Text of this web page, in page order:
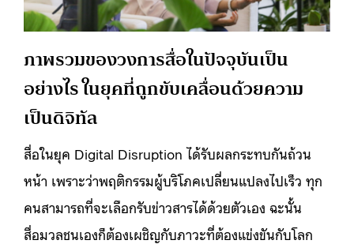
ภาพรวมของวงการสื่อในปัจจุบันเป็น
อย่างไร ในยุคที่ถูกขับเคลื่อนด้วยความ
เป็นดิจิทัล
สื่อในยุค Digital Disruption ได้รับผลกระทบกันถ้วน
หน้า เพราะว่าพฤติกรรมผู้บริโภคเปลี่ยนแปลงไปเร็ว ทุก
คนสามารถที่จะเลือกรับข่าวสารได้ด้วยตัวเอง ฉะนั้น
สื่อมวลชนเองก็ต้องเผชิญกับภาวะที่ต้องแข่งขันกับโลก